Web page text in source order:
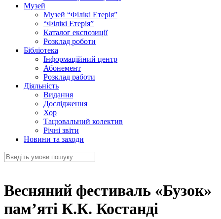
Музей
Музей “Філікі Етерія”
“Філікі Етерія”
Каталог експозиції
Розклад роботи
Бібліотека
Інформаційний центр
Абонемент
Розклад работи
Діяльність
Видання
Дослідження
Хор
Тацювальний колектив
Річні звіти
Новини та заходи
Весняний фестиваль «Бузок»
пам’яті К.К. Костанді